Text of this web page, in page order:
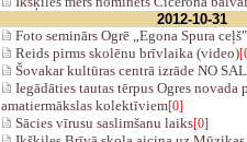
2012-10-31
Foto seminārs Ogrē „Egona Spura
Reids pirms skolēnu brīvlaika (video)
Šovakar kultūras centrā izrāde NO
Iegādāties tautas tērpus Ogres novada
amatiermākslas kolektīviem[0]
Sācies vīrusu saslimšanu laiks[0]